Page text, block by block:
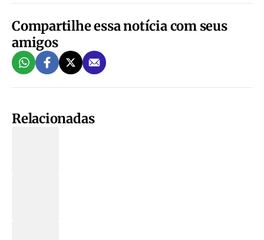
Compartilhe essa notícia com seus
amigos
Relacionadas